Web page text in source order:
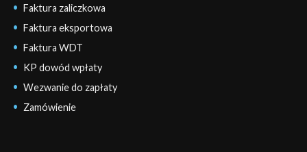
Faktura zaliczkowa
Faktura eksportowa
Faktura WDT
KP dowód wpłaty
Wezwanie do zapłaty
Zamówienie